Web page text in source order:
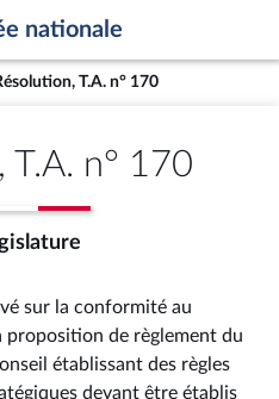
nationale
T.A. n° 170
T.A. n° 170
sur la conformité au
proposition de règlement du
établissant des règles
devant être établis